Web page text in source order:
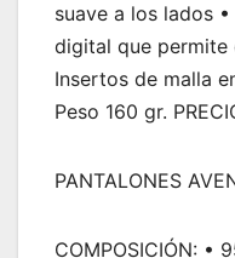
suave a los lados
digital que permite
Insertos de malla
Peso 160 gr.
PANTALONES
COMPOSICIÓN: •